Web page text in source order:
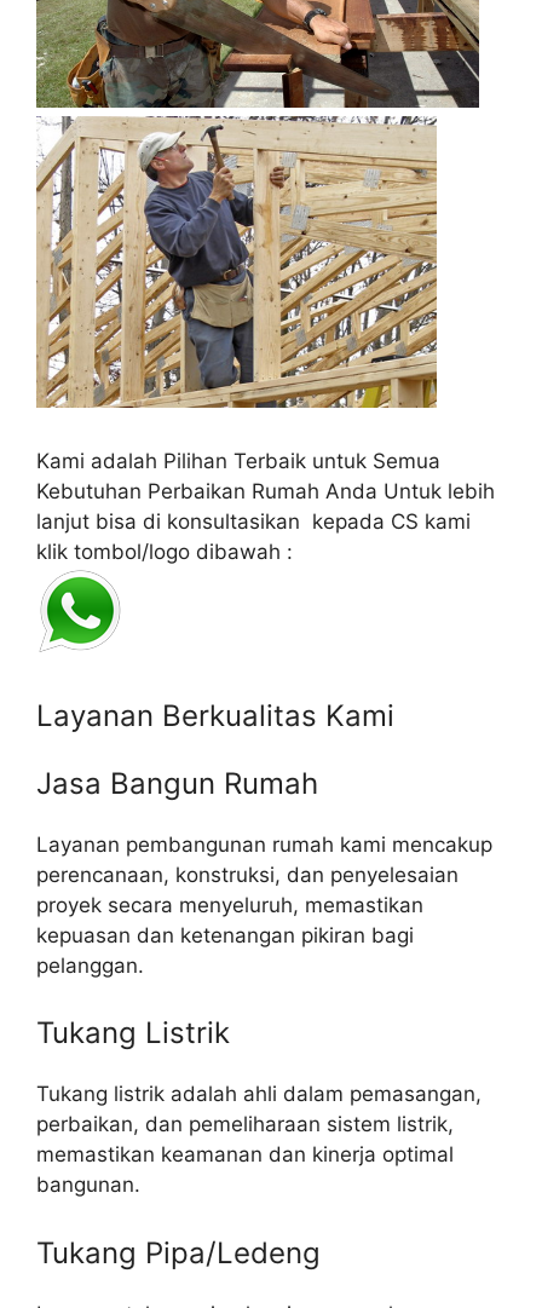
Kami adalah Pilihan Terbaik untuk Semua
Kebutuhan Perbaikan Rumah Anda Untuk lebih
lanjut bisa di konsultasikan kepada CS kami
klik tombol/logo dibawah :
Layanan Berkualitas Kami
Jasa Bangun Rumah
Layanan pembangunan rumah kami mencakup
perencanaan, konstruksi, dan penyelesaian
proyek secara menyeluruh, memastikan
kepuasan dan ketenangan pikiran bagi
pelanggan.
Tukang Listrik
Tukang listrik adalah ahli dalam pemasangan,
perbaikan, dan pemeliharaan sistem listrik,
memastikan keamanan dan kinerja optimal
bangunan.
Tukang Pipa/Ledeng